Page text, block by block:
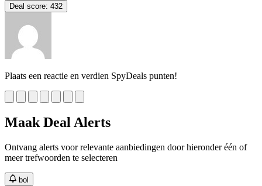
Deal score: 432
Plaats een reactie en verdien SpyDeals punten!
Maak Deal Alerts
Ontvang alerts voor relevante aanbiedingen door hieronder één of
meer trefwoorden te selecteren
bol